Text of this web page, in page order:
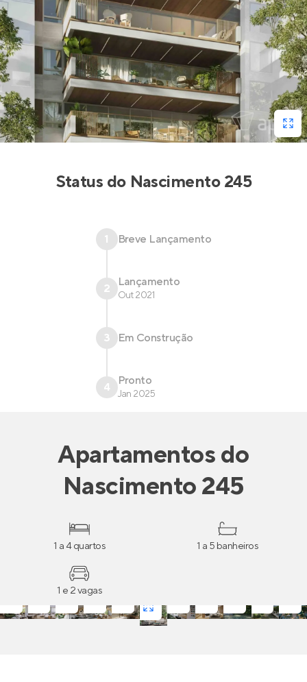
Status do Nascimento 245
1 Breve Lançamento
2 Lançamento
Out 2021
3 Em Construção
4 Pronto
Jan 2025
Apartamentosdo
Nascimento 245
1 a 4 quartos 1 a 5 banheiros
1 e 2 vagas